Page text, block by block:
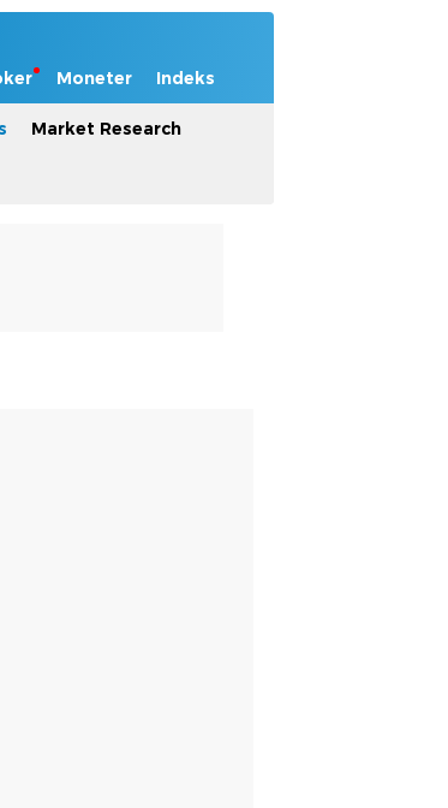
Moneter Indeks
Market Research